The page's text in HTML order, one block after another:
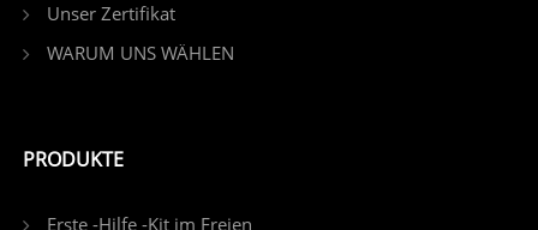
Unser Zertifikat
WARUM UNS WÄHLEN
PRODUKTE
Erste -Hilfe -Kit im Freien